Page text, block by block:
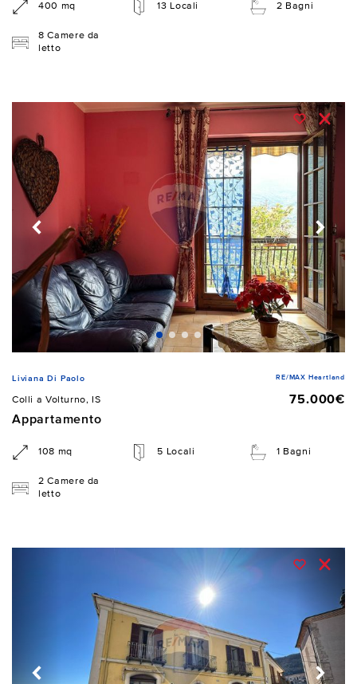
400 mq 13 Locali 2 Bagni
8 Camere da
letto
Liviana Di Paolo RE/MAX Heartland
Colli a Volturno, IS
75.000€
Appartamento
108 mq 5 Locali 1 Bagni
2 Camere da
letto